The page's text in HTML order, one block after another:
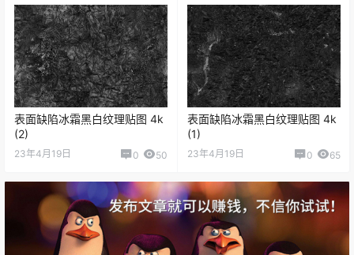
表面缺陷冰霜黑白纹理贴图 4k
(2)
23年4月19日 0 50
表面缺陷冰霜黑白纹理贴图 4k
(1)
23年4月19日 0 65